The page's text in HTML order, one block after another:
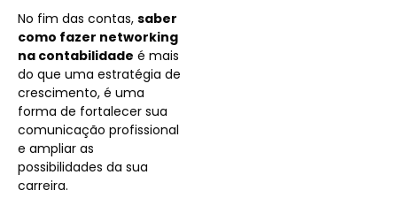
No fim das contas, saber
como fazer networking
na contabilidade é mais
do que uma estratégia de
crescimento, é uma
forma de fortalecer sua
comunicação profissional
e ampliar as
possibilidades da sua
carreira.